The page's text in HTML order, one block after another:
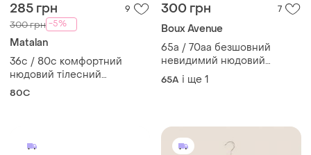
285 грн 9
300 грн -5%
Мatalan
36с / 80с комфортний
нюдовий тілесний
безшовний бюстгальтер
80C
300 грн 7
Boux Avenue
65а / 70аа безшовний
невидимий нюдовий
бюстгальтер балконет
анжеліка без бретель boux
65A і ще 1